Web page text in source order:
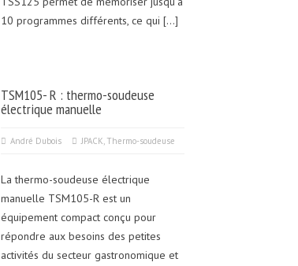
10 programmes différents, ce qui […]
TSM105- R : thermo-soudeuse
électrique manuelle
André Dubois JPACK, Thermo-soudeuse
La thermo-soudeuse électrique
manuelle TSM105-R est un
équipement compact conçu pour
répondre aux besoins des petites
activités du secteur gastronomique et